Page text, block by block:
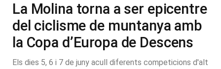
La Molina torna a ser epicentre
del ciclisme de muntanya amb
la Copa d’Europa de Descens
Els dies 5, 6 i 7 de juny acull diferents competicions d'alt